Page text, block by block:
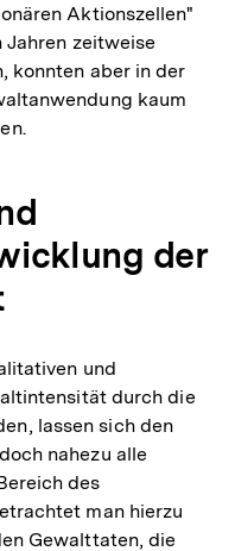
Aktionszellen"
zeitweise
konnten aber in der
kaum
der
und
durch die
lassen sich den
nahezu alle
des
man hierzu
Gewalttaten, die